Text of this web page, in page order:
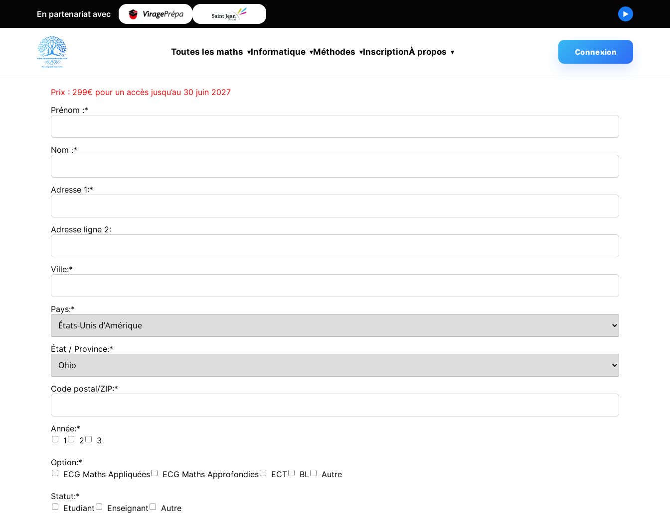
En partenariat avec ▶
Toutes les maths Informatique Méthodes InscriptionÀ propos Connexion
Prix : 299€ pour un accès jusqu’au 30 juin 2027
Prénom :*
Nom :*
Adresse 1:*
Adresse ligne 2:
Ville:*
Pays:*
État / Province:*
Code postal/ZIP:*
Année:*
1
2 3
Option:*
ECG Maths Appliquées
ECG Maths Approfondies ECT BL Autre
Statut:*
Etudiant
Enseignant Autre